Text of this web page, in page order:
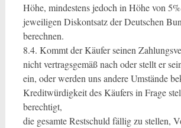
Höhe, mindestens jedoch in Höhe von
jeweiligen Diskontsatz der Deutschen
berechnen.
8.4. Kommt der Käufer seinen
nicht vertragsgemäß nach oder stellt er
ein, oder werden uns andere Umstände
Kreditwürdigkeit des Käufers in Frage
berechtigt,
die gesamte Restschuld fällig zu stellen,